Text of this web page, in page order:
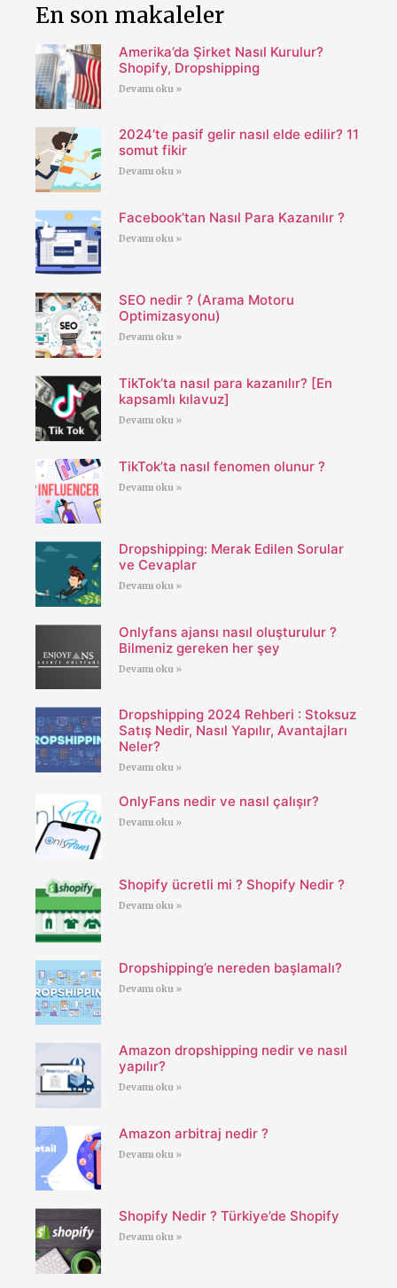
En son makaleler
Amerika’da Şirket Nasıl Kurulur?
Shopify, Dropshipping
Devamı oku »
2024’te pasif gelir nasıl elde edilir? 11
somut fikir
Devamı oku »
Facebook’tan Nasıl Para Kazanılır ?
Devamı oku »
SEO nedir ? (Arama Motoru
Optimizasyonu)
Devamı oku »
TikTok’ta nasıl para kazanılır? [En
kapsamlı kılavuz]
Devamı oku »
TikTok’ta nasıl fenomen olunur ?
Devamı oku »
Dropshipping: Merak Edilen Sorular
ve Cevaplar
Devamı oku »
Onlyfans ajansı nasıl oluşturulur ?
Bilmeniz gereken her şey
Devamı oku »
Dropshipping 2024 Rehberi : Stoksuz
Satış Nedir, Nasıl Yapılır, Avantajları
Neler?
Devamı oku »
OnlyFans nedir ve nasıl çalışır?
Devamı oku »
Shopify ücretli mi ? Shopify Nedir ?
Devamı oku »
Dropshipping’e nereden başlamalı?
Devamı oku »
Amazon dropshipping nedir ve nasıl
yapılır?
Devamı oku »
Amazon arbitraj nedir ?
Devamı oku »
Shopify Nedir ? Türkiye’de Shopify
Devamı oku »